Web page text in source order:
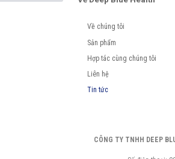
Về chúng tôi
Sản phẩm
Hợp tác cùng chúng tôi
Liên hệ
Tin tức
CÔNG TY TNHH DEEP